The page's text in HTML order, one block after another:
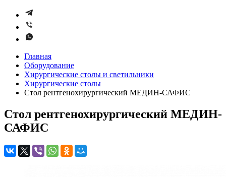
Главная
Оборудование
Хирургические столы и светильники
Хирургические столы
Стол рентгенохирургический МЕДИН-САФИС
Стол рентгенохирургический МЕДИН-
САФИС